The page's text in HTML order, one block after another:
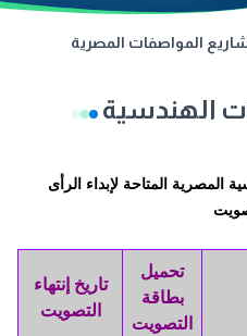
المواصفات المصرية
الهندسية
المصرية المتاحة لإبداء الرأى
تحميل
بطاقة
التصويت
تاريخ إنتهاء
التصويت